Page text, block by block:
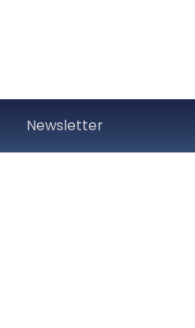
Newsletter